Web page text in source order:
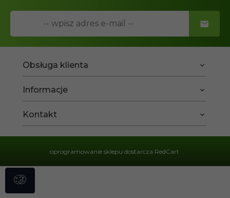
Obsługa klienta
Informacje
Kontakt
oprogramowanie sklepu dostarcza RedCart